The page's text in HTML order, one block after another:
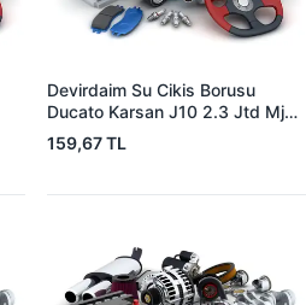
Devirdaim Su Cikis Borusu
Ducato Karsan J10 2.3 Jtd Mjet
01>14 | WINTECH 0500239 |
OEM 504007644 504099279
159,67 TL